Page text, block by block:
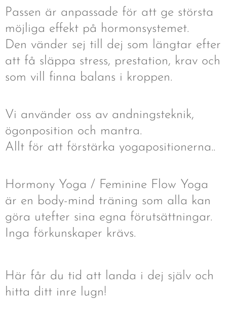
Passen är anpassade för att ge största
möjliga effekt på hormonsystemet.
Den vänder sej till dej som längtar efter
att få släppa stress, prestation, krav och
som vill finna balans i kroppen.
Vi använder oss av andningsteknik,
ögonposition och mantra.
Allt för att förstärka yogapositionerna..
Hormony Yoga / Feminine Flow Yoga
är en body-mind träning som alla kan
göra utefter sina egna förutsättningar.
Inga förkunskaper krävs.
Här får du tid att landa i dej själv och
hitta ditt inre lugn!